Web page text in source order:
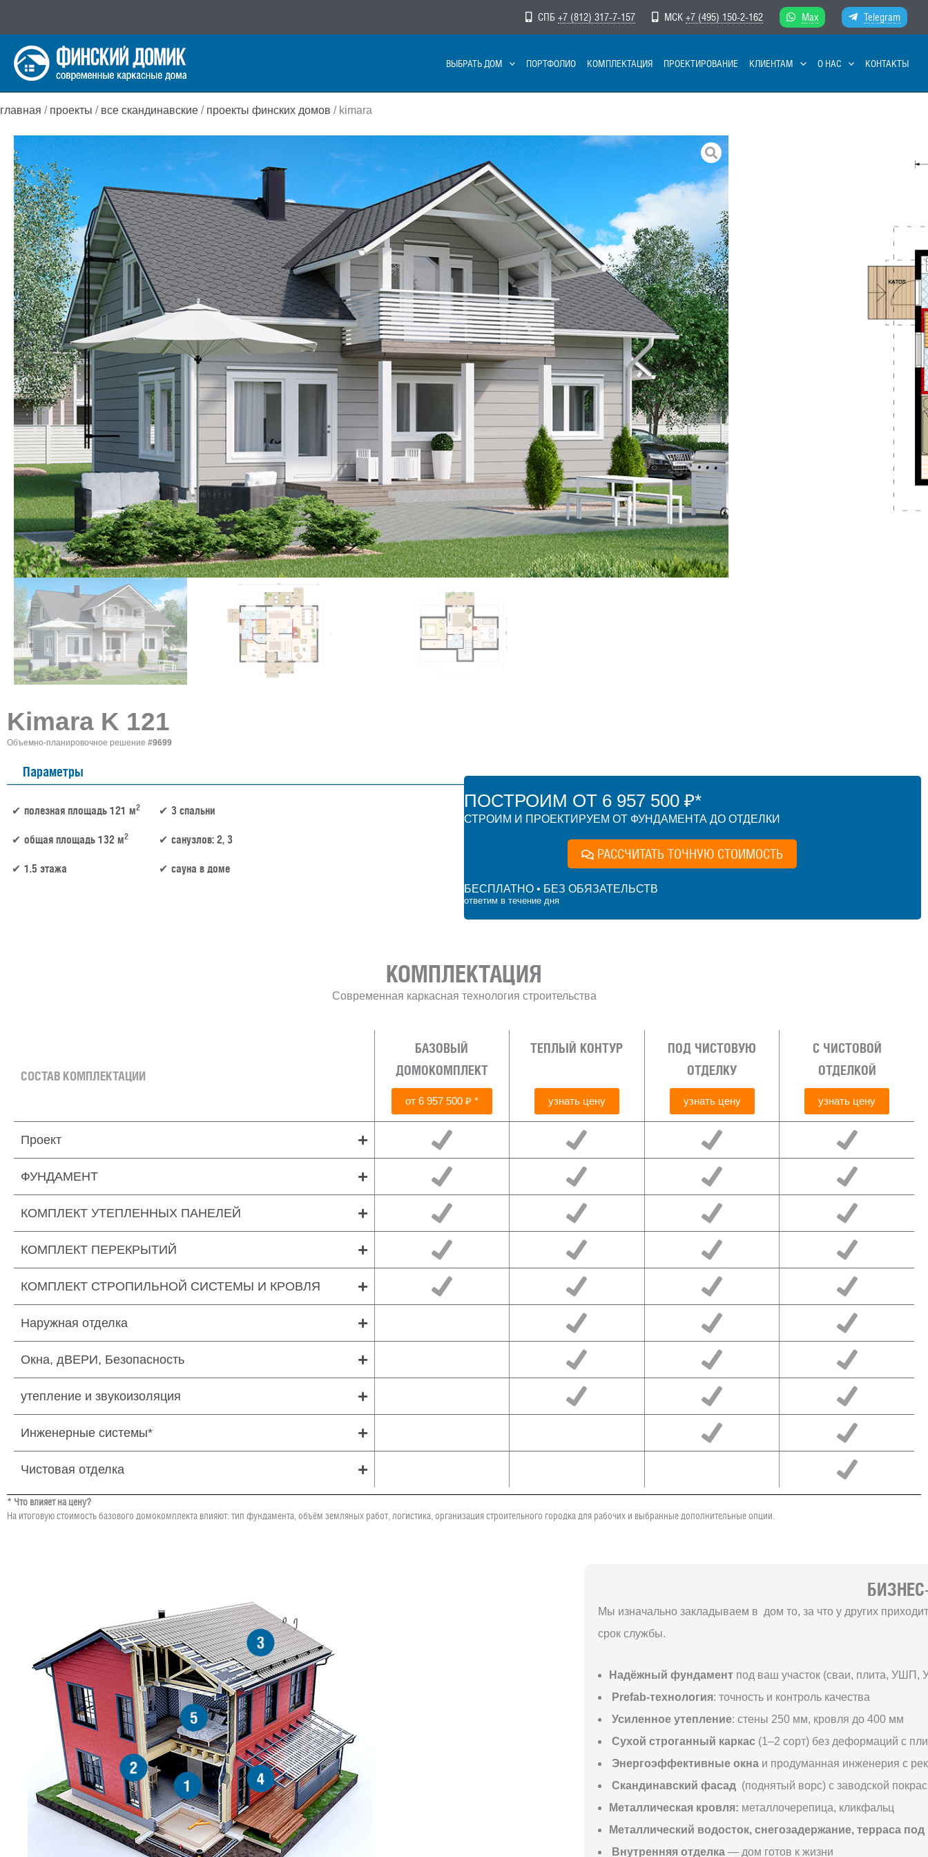
к
содержимому
СПБ +7 (812) 317-7-157 МСК +7 (495) 150-2-162 Max Telegram
ВЫБРАТЬ ДОМ ПОРТФОЛИО КОМПЛЕКТАЦИЯ ПРОЕКТИРОВАНИЕ КЛИЕНТАМ О НАС КОНТАКТЫ
главная / проекты / все скандинавские / проекты финских домов / kimara
Kimara K 121
Объемно-планировочное решение #9699
Параметры
полезная площадь 121 м2
общая площадь 132 м2
1.5 этажа
3 спальни
санузлов: 2, 3
сауна в доме
ПОСТРОИМ ОТ 6 957 500 ₽*
СТРОИМ И ПРОЕКТИРУЕМ ОТ ФУНДАМЕНТА ДО ОТДЕЛКИ
РАССЧИТАТЬ ТОЧНУЮ СТОИМОСТЬ
БЕСПЛАТНО • БЕЗ ОБЯЗАТЕЛЬСТВ
ответим в течение дня
КОМПЛЕКТАЦИЯ
Современная каркасная технология строительства
СОСТАВ КОМПЛЕКТАЦИИ
БАЗОВЫЙ
ДОМОКОМПЛЕКТ
от 6 957 500 ₽ *
ТЕПЛЫЙ КОНТУР
узнать цену
ПОД ЧИСТОВУЮ
ОТДЕЛКУ
узнать цену
С ЧИСТОВОЙ
ОТДЕЛКОЙ
узнать цену
Проект
ФУНДАМЕНТ
КОМПЛЕКТ УТЕПЛЕННЫХ ПАНЕЛЕЙ
КОМПЛЕКТ ПЕРЕКРЫТИЙ
КОМПЛЕКТ СТРОПИЛЬНОЙ СИСТЕМЫ И КРОВЛЯ
Наружная отделка
Окна, дВЕРИ, Безопасность
утепление и звукоизоляция
Инженерные системы*
Чистовая отделка
* Что влияет на цену?
На итоговую стоимость базового домокомплекта влияют: тип фундамента, объём земляных работ, логистика, организация строительного городка для рабочих и выбранные дополнительные опции.
1
2
3
4
5
Мы изначально закладываем в дом то, за что у других
срок службы.
Надёжный фундамент под ваш участок (сваи, плита, УШП,
Prefab-технология: точность и контроль качества
Усиленное утепление: стены 250 мм, кровля до 400 мм
Сухой строганный каркас (1–2 сорт) без деформаций с
Энергоэффективные окна и продуманная инженерия с
Скандинавский фасад (поднятый ворс) с заводской
Металлическая кровля: металлочерепица, кликфальц
Металлический водосток, снегозадержание, терраса
Внутренняя отделка — дом готов к жизни